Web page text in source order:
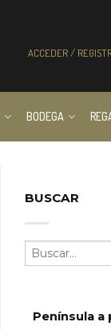
ACCEDER /
BODEGA
BUSCAR
Península a